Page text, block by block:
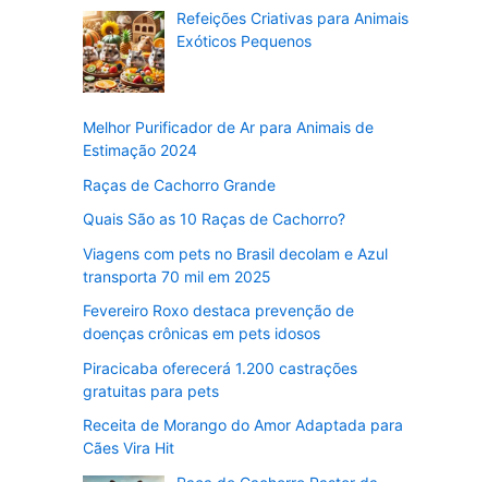
Refeições Criativas para Animais
Exóticos Pequenos
Melhor Purificador de Ar para Animais de
Estimação 2024
Raças de Cachorro Grande
Quais São as 10 Raças de Cachorro?
Viagens com pets no Brasil decolam e Azul
transporta 70 mil em 2025
Fevereiro Roxo destaca prevenção de
doenças crônicas em pets idosos
Piracicaba oferecerá 1.200 castrações
gratuitas para pets
Receita de Morango do Amor Adaptada para
Cães Vira Hit